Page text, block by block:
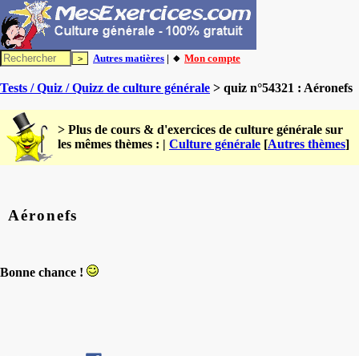
Autres matières | 🔸 Mon compte
Tests / Quiz / Quizz de culture générale > quiz n°54321 : Aéronefs
> Plus de cours & d'exercices de culture générale sur
les mêmes thèmes : | Culture générale [Autres thèmes]
Aéronefs
Bonne chance !